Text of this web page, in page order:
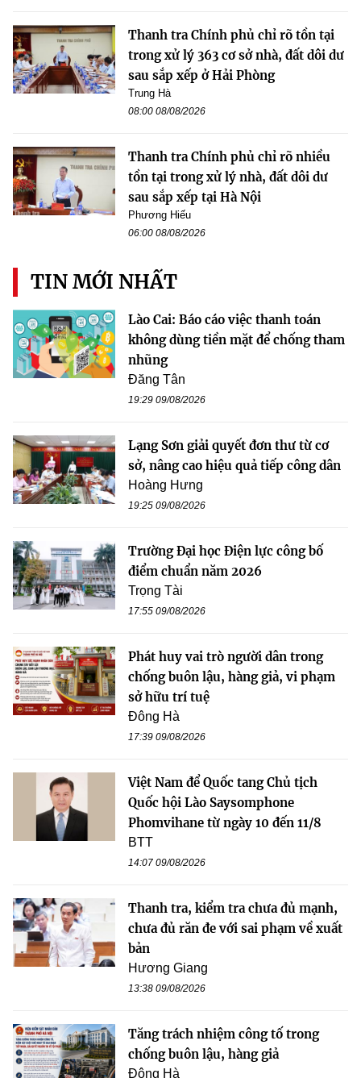
Thanh tra Chính phủ chỉ rõ tồn tại
trong xử lý 363 cơ sở nhà, đất dôi dư
sau sắp xếp ở Hải Phòng
Trung Hà
08:00 08/08/2026
Thanh tra Chính phủ chỉ rõ nhiều
tồn tại trong xử lý nhà, đất dôi dư
sau sắp xếp tại Hà Nội
Phương Hiếu
06:00 08/08/2026
TIN MỚI NHẤT
Lào Cai: Báo cáo việc thanh toán
không dùng tiền mặt để chống tham
nhũng
Đăng Tân
19:29 09/08/2026
Lạng Sơn giải quyết đơn thư từ cơ
sở, nâng cao hiệu quả tiếp công dân
Hoàng Hưng
19:25 09/08/2026
Trường Đại học Điện lực công bố
điểm chuẩn năm 2026
Trọng Tài
17:55 09/08/2026
Phát huy vai trò người dân trong
chống buôn lậu, hàng giả, vi phạm
sở hữu trí tuệ
Đông Hà
17:39 09/08/2026
Việt Nam để Quốc tang Chủ tịch
Quốc hội Lào Saysomphone
Phomvihane từ ngày 10 đến 11/8
BTT
14:07 09/08/2026
Thanh tra, kiểm tra chưa đủ mạnh,
chưa đủ răn đe với sai phạm về xuất
bản
Hương Giang
13:38 09/08/2026
Tăng trách nhiệm công tố trong
chống buôn lậu, hàng giả
Đông Hà